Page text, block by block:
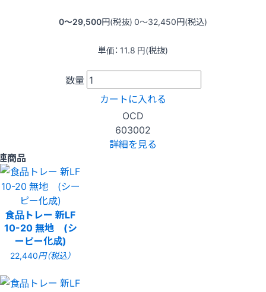
0〜29,500円(税抜) 0〜32,450円(税込)
単価： 11.8 円(税抜)
数量
カートに入れる
OCD
603002
詳細を見る
商品
食品トレー 新LF
10-20 無地 (シ
ーピー化成)
22,440円（税込）